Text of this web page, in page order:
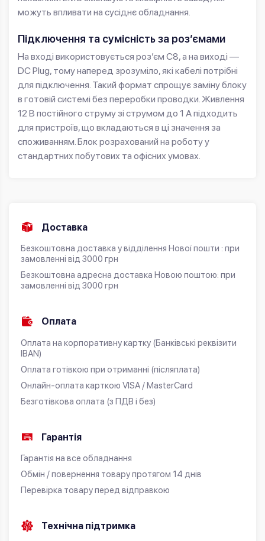
можуть впливати на сусіднє обладнання.
Підключення та сумісність за роз’ємами
На вході використовується роз’єм C8, а на виході —
DC Plug, тому наперед зрозуміло, які кабелі потрібні
для підключення. Такий формат спрощує заміну блоку
в готовій системі без переробки проводки. Живлення
12 В постійного струму зі струмом до 1 А підходить
для пристроїв, що вкладаються в ці значення за
споживанням. Блок розрахований на роботу у
стандартних побутових та офісних умовах.
Доставка
Безкоштовна доставка у відділення Нової пошти : при
замовленні від 3000 грн
Безкоштовна адресна доставка Новою поштою: при
замовленні від 3000 грн
Оплата
Оплата на корпоративну картку (Банківські реквізити
IBAN)
Оплата готівкою при отриманні (післяплата)
Онлайн-оплата карткою VISA / MasterCard
Безготівкова оплата (з ПДВ і без)
Гарантія
Гарантія на все обладнання
Обмін / повернення товару протягом 14 днів
Перевірка товару перед відправкою
Технічна підтримка